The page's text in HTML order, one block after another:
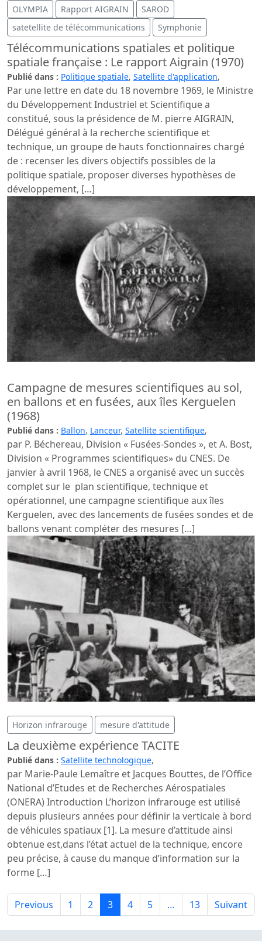
OLYMPIA Rapport AIGRAIN
SAROD
satetellite de télécommunications
Symphonie
Télécommunications spatiales et politique
spatiale française : Le rapport Aigrain (1970)
Publié dans : Politique spatiale, Satellite d'application,
Par une lettre en date du 18 novembre 1969, le Ministre
du Développement Industriel et Scientifique a
constitué, sous la présidence de M. pierre AIGRAIN,
Délégué général à la recherche scientifique et
technique, un groupe de hauts fonctionnaires chargé
de : recenser les divers objectifs possibles de la
politique spatiale, proposer diverses hypothèses de
développement, […]
Campagne de mesures scientifiques au sol,
en ballons et en fusées, aux îles Kerguelen
(1968)
Publié dans : Ballon, Lanceur, Satellite scientifique,
par P. Béchereau, Division « Fusées-Sondes », et A. Bost,
Division « Programmes scientifiques» du CNES. De
janvier à avril 1968, le CNES a orga­nisé avec un succès
complet sur le plan scientifique, technique et
opérationnel, une campagne scientifique aux îles
Kerguelen, avec des lance­ments de fusées­ sondes et de
ballons venant compléter des mesures […]
Horizon infrarouge mesure d'attitude
La deuxième expérience TACITE
Publié dans : Satellite technologique,
par Marie-Paule Lemaître et Jacques Bouttes, de l’Office
National d’Etudes et de Recherches Aérospatiales
(ONERA) Introduction L’horizon infrarouge est utilisé
depuis plusieurs années pour définir la verticale à bord
de véhicules spa­tiaux [1]. La mesure d’attitude ainsi
obtenue est,dans l’état actuel de la technique, encore
peu précise, à cause du manque d’information sur la
forme […]
Previous 1 2 3 4 5 … 13 Suivant